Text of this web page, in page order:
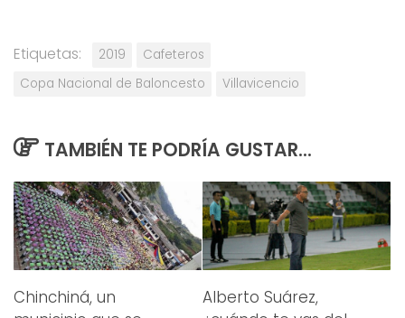
Etiquetas: 2019
Cafeteros
Copa Nacional de Baloncesto
Villavicencio
TAMBIÉN TE PODRÍA GUSTAR...
Chinchiná, un
Alberto Suárez,